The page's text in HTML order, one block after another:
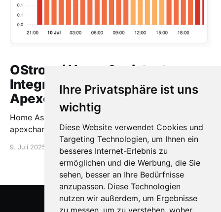
Ihre Privatsphäre ist uns
wichtig
Diese Website verwendet Cookies und
Targeting Technologien, um Ihnen ein
besseres Internet-Erlebnis zu
ermöglichen und die Werbung, die Sie
sehen, besser an Ihre Bedürfnisse
anzupassen. Diese Technologien
nutzen wir außerdem, um Ergebnisse
zu messen, um zu verstehen, woher
OStrom / Home Assistant
Integration via HACS +
Apexcharts
Home Assistant OStrom Integration via HACS +
apexcharts
9. Juli 2025 1 min read